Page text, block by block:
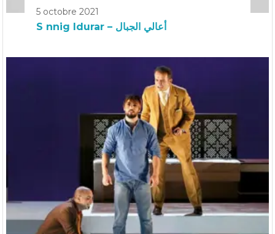
5 octobre 2021
S nnig Idurar – أعالي الجبال